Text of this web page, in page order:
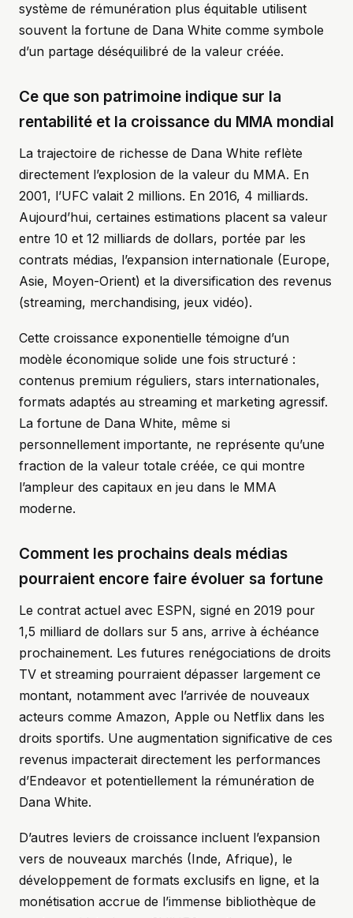
système de rémunération plus équitable utilisent
souvent la fortune de Dana White comme symbole
d’un partage déséquilibré de la valeur créée.
Ce que son patrimoine indique sur la
rentabilité et la croissance du MMA mondial
La trajectoire de richesse de Dana White reflète
directement l’explosion de la valeur du MMA. En
2001, l’UFC valait 2 millions. En 2016, 4 milliards.
Aujourd’hui, certaines estimations placent sa valeur
entre 10 et 12 milliards de dollars, portée par les
contrats médias, l’expansion internationale (Europe,
Asie, Moyen-Orient) et la diversification des revenus
(streaming, merchandising, jeux vidéo).
Cette croissance exponentielle témoigne d’un
modèle économique solide une fois structuré :
contenus premium réguliers, stars internationales,
formats adaptés au streaming et marketing agressif.
La fortune de Dana White, même si
personnellement importante, ne représente qu’une
fraction de la valeur totale créée, ce qui montre
l’ampleur des capitaux en jeu dans le MMA
moderne.
Comment les prochains deals médias
pourraient encore faire évoluer sa fortune
Le contrat actuel avec ESPN, signé en 2019 pour
1,5 milliard de dollars sur 5 ans, arrive à échéance
prochainement. Les futures renégociations de droits
TV et streaming pourraient dépasser largement ce
montant, notamment avec l’arrivée de nouveaux
acteurs comme Amazon, Apple ou Netflix dans les
droits sportifs. Une augmentation significative de ces
revenus impacterait directement les performances
d’Endeavor et potentiellement la rémunération de
Dana White.
D’autres leviers de croissance incluent l’expansion
vers de nouveaux marchés (Inde, Afrique), le
développement de formats exclusifs en ligne, et la
monétisation accrue de l’immense bibliothèque de